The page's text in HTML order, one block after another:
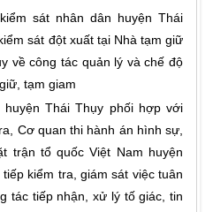
sát nhân dân huyện Thái
sát đột xuất tại Nhà tạm giữ
về công tác quản lý và chế độ
tạm giam
Thái Thụy phối hợp với
Cơ quan thi hành án hình sự,
trận tổ quốc Việt Nam huyện
kiểm tra, giám sát việc tuân
tác tiếp nhận, xử lý tố giác, tin